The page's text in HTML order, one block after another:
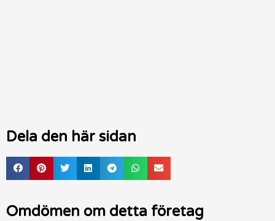
Dela den här sidan
Omdömen om detta företag